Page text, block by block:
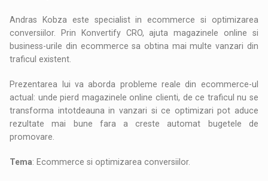
Andras Kobza este specialist in ecommerce si optimizarea
conversiilor. Prin Konvertify CRO, ajuta magazinele online si
business-urile din ecommerce sa obtina mai multe vanzari din
traficul existent.
Prezentarea lui va aborda probleme reale din ecommerce-ul
actual: unde pierd magazinele online clienti, de ce traficul nu se
transforma intotdeauna in vanzari si ce optimizari pot aduce
rezultate mai bune fara a creste automat bugetele de
promovare.
Tema: Ecommerce si optimizarea conversiilor.